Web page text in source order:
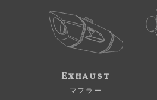
Exhaust
マフラー